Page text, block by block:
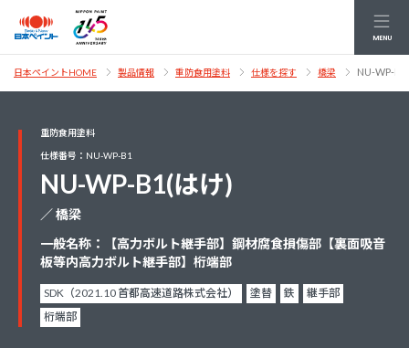
MENU
日本ペイントHOME 製品情報 重防食用塗料 仕様を探す 橋梁 NU-WP-
重防食用塗料
仕様番号：NU-WP-B1
NU-WP-B1(はけ)
／ 橋梁
一般名称：【高力ボルト継手部】鋼材腐食損傷部【裏面吸音
板等内高力ボルト継手部】桁端部
SDK（2021.10 首都高速道路株式会社） 塗替 鉄
継手部
桁端部